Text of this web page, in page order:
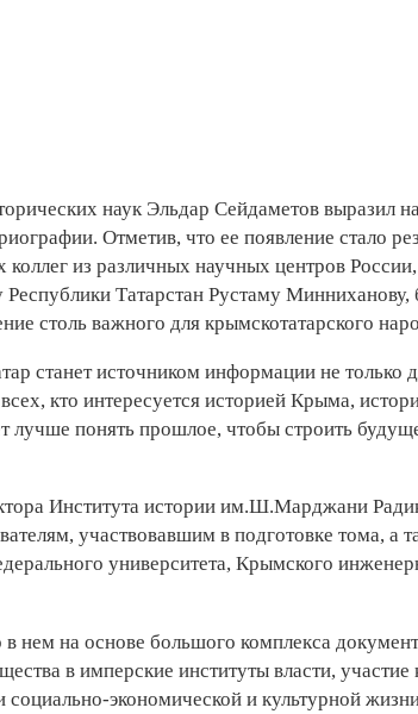
наук Эльдар Сейдаметов выразил
Отметив, что ее появление стало
из различных научных центров России,
Татарстан Рустаму Минниханову,
столь важного для крымскотатарского
станет источником информации не только
кто интересуется историей Крыма,
понять прошлое, чтобы строить
Института истории им.Ш.Марджани
участвовавшим в подготовке тома, а
университета, Крымского
нем на основе большого комплекса
в имперские институты власти,
экономической и культурной